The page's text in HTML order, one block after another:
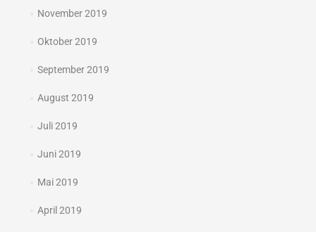
November 2019
Oktober 2019
September 2019
August 2019
Juli 2019
Juni 2019
Mai 2019
April 2019